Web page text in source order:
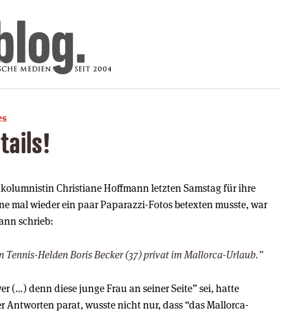
Christiane Hoffmann letzten Samstag für ihre
mal wieder ein paar Paparazzi-Fotos betexten musste, war
schrieb:
Tennis-Helden Boris Becker (37) privat im Mallorca-Urlaub.”
(…) denn diese junge Frau an seiner Seite” sei, hatte
Antworten parat, wusste nicht nur, dass “das Mallorca-